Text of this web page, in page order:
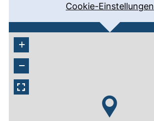
Cookie-Einstellungen
+
−